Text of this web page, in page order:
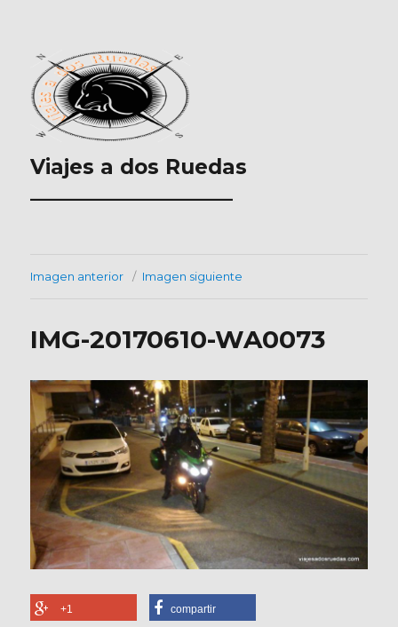
Viajes a dos Ruedas
___________________
Imagen anterior Imagen siguiente
IMG-20170610-WA0073
+1 compartir